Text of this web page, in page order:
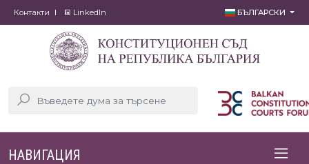
Контакти LinkedIn БЪЛГАРСКИ
НАВИГАЦИЯ